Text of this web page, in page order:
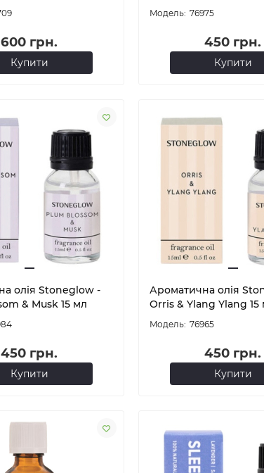
600 грн.
Купити
76975
450 грн.
Купити
олія Stoneglow -
& Musk 15 мл
450 грн.
Купити
Ароматична олія
Orris & Ylang Ylang 15
76965
450 грн.
Купити